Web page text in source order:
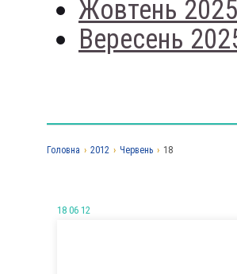
Жовтень 2025
Вересень
Головна › 2012 › Червень › 18
18 06 12